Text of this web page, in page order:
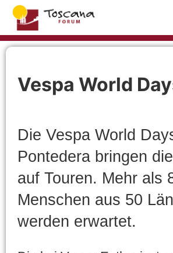
Vespa World
Die Vespa World
Pontedera bringen
auf Touren. Mehr als
Menschen aus 50
werden erwartet.